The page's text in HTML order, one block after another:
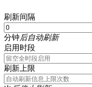
刷新间隔
分钟后自动刷新
启用时段
刷新上限